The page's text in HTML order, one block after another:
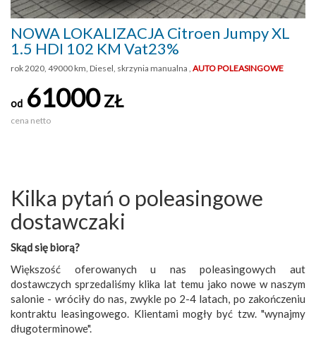
NOWA LOKALIZACJA Citroen Jumpy XL
1.5 HDI 102 KM Vat23%
rok 2020, 49000 km, Diesel, skrzynia manualna , AUTO POLEASINGOWE
od 61000ZŁ
cena netto
Kilka pytań o poleasingowe
dostawczaki
Skąd się biorą?
Większość oferowanych u nas poleasingowych aut
dostawczych sprzedaliśmy klika lat temu jako nowe w naszym
salonie - wróciły do nas, zwykle po 2-4 latach, po zakończeniu
kontraktu leasingowego. Klientami mogły być tzw. "wynajmy
długoterminowe".